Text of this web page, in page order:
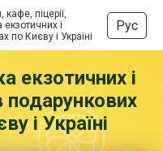
кафе, піцерії,
і
по Києву і Україні
Рус
екзотичних і
подарункових
і Україні